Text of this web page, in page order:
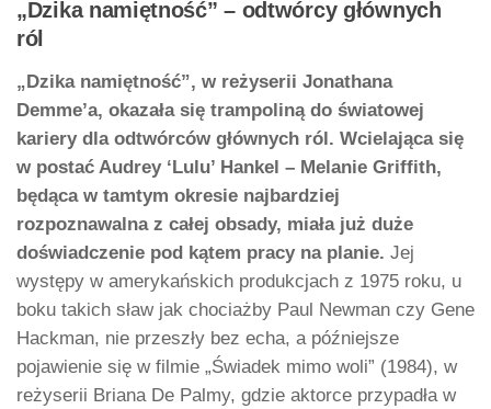
„Dzika namiętność” – odtwórcy głównych
ról
„Dzika namiętność”, w reżyserii Jonathana
Demme’a, okazała się trampoliną do światowej
kariery dla odtwórców głównych ról. Wcielająca się
w postać Audrey ‘Lulu’ Hankel – Melanie Griffith,
będąca w tamtym okresie najbardziej
rozpoznawalna z całej obsady, miała już duże
doświadczenie pod kątem pracy na planie. Jej
występy w amerykańskich produkcjach z 1975 roku, u
boku takich sław jak chociażby Paul Newman czy Gene
Hackman, nie przeszły bez echa, a późniejsze
pojawienie się w filmie „Świadek mimo woli” (1984), w
reżyserii Briana De Palmy, gdzie aktorce przypadła w